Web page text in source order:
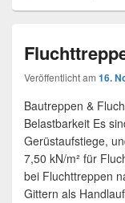
Veröffentlicht am 16.
Bautreppen &
Belastbarkeit Es
Gerüstaufstiege,
7,50 kN/m² für
bei Fluchttreppen
Gittern als